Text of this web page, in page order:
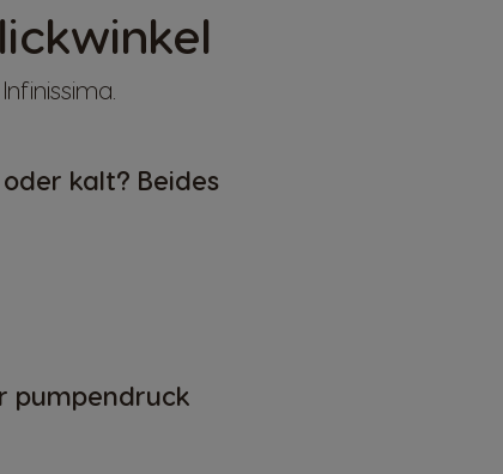
oder kalt? Beides
pumpendruck